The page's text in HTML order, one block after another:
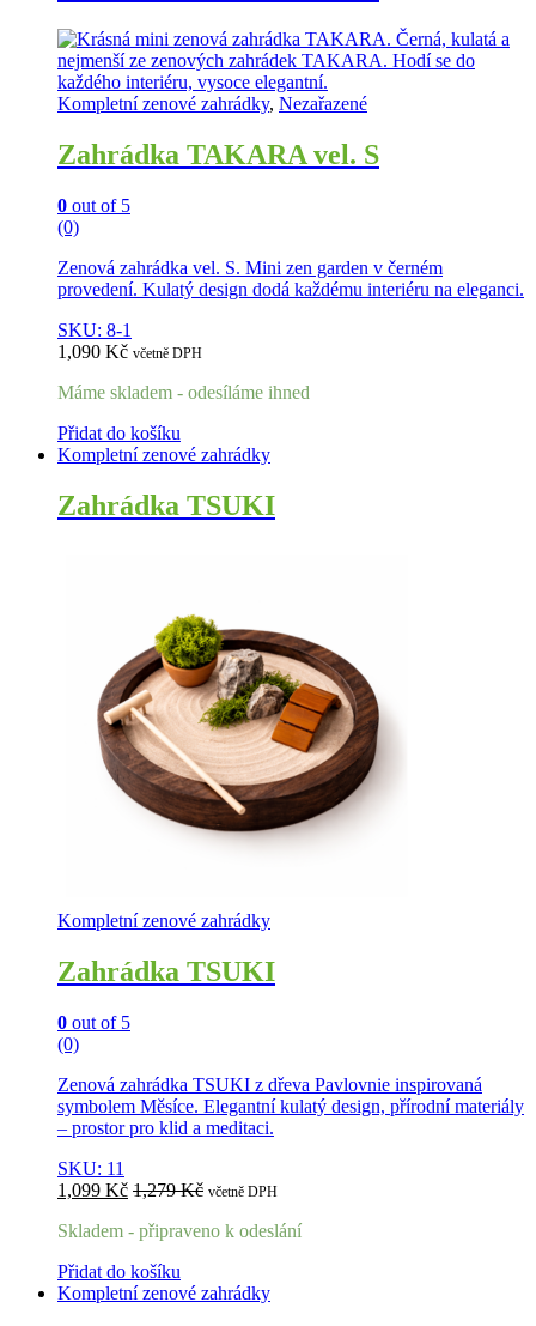
Kompletní zenové zahrádky, Nezařazené
Zahrádka TAKARA vel. S
0 out of 5
(0)
Zenová zahrádka vel. S. Mini zen garden v černém
provedení. Kulatý design dodá každému interiéru na eleganci.
SKU: 8-1
1,090 Kč včetně DPH
Máme skladem - odesíláme ihned
Přidat do košíku
Kompletní zenové zahrádky
Zahrádka TSUKI
Kompletní zenové zahrádky
Zahrádka TSUKI
0 out of 5
(0)
Zenová zahrádka TSUKI z dřeva Pavlovnie inspirovaná
symbolem Měsíce. Elegantní kulatý design, přírodní materiály
– prostor pro klid a meditaci.
SKU: 11
1,099 Kč 1,279Kč včetně DPH
Skladem - připraveno k odeslání
Přidat do košíku
Kompletní zenové zahrádky